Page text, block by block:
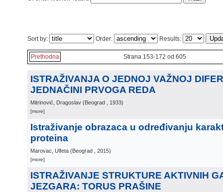
Sort by: Order: Results:
Prethodna Strana 153-172 od 605
ISTRAŽIVANJA O JEDNOJ VAŽNOJ
JEDNAČINI PRVOGA REDA
Mitrinović, Dragoslav (Beograd , 1933)
[more]
Istraživanje obrazaca u određivanju
proteina
Marovac, Ulfeta (Beograd , 2015)
[more]
ISTRAŽIVANJE STRUKTURE AKTIVNIH
JEZGARA: TORUS PRAŠINE